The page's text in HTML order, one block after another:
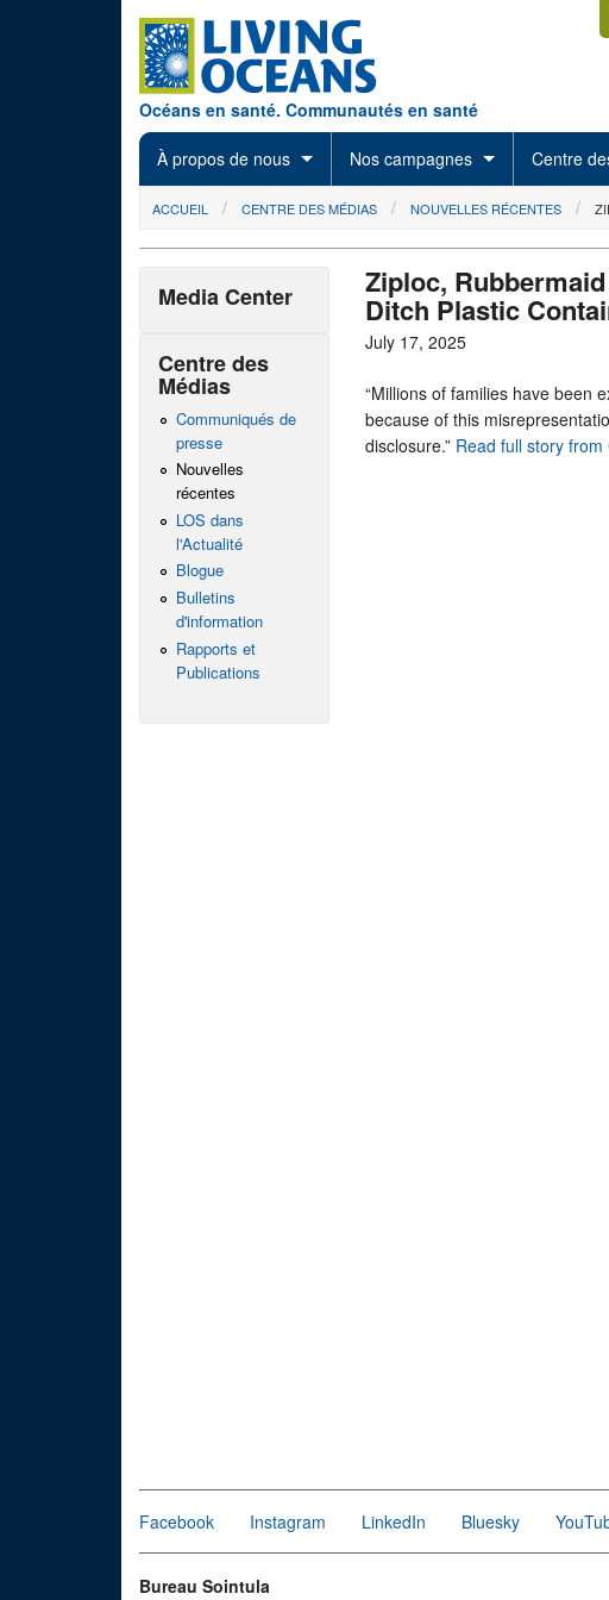
Océans en santé. Communautés en santé
À propos de nous Nos campagnes Centre
You are here
ACCUEIL CENTRE DES MÉDIAS NOUVELLES RÉCENTES
Ziploc,
Ditch Plastic
July 17, 2025
“Millions of families have been
because of this
disclosure.” Read full story from
Media Center
Centre des
Médias
Communiqués de
presse
Nouvelles
récentes
LOS dans
l'Actualité
Blogue
Bulletins
d'information
Rapports et
Publications
Facebook Instagram LinkedIn Bluesky
Bureau Sointula